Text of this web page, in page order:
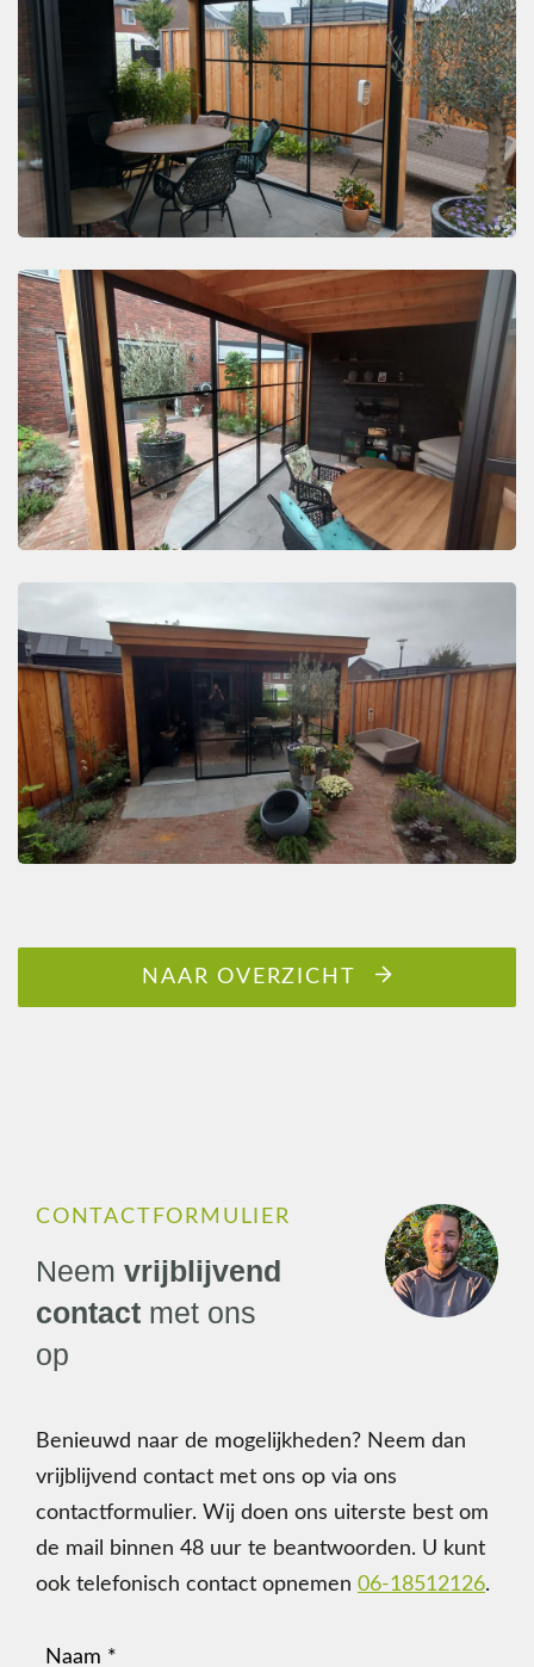
NAAR OVERZICHT
CONTACTFORMULIER
Neem vrijblijvend
contact met ons
op
Benieuwd naar de mogelijkheden? Neem dan
vrijblijvend contact met ons op via ons
contactformulier. Wij doen ons uiterste best om
de mail binnen 48 uur te beantwoorden. U kunt
ook telefonisch contact opnemen 06-18512126.
Naam (Vereist)